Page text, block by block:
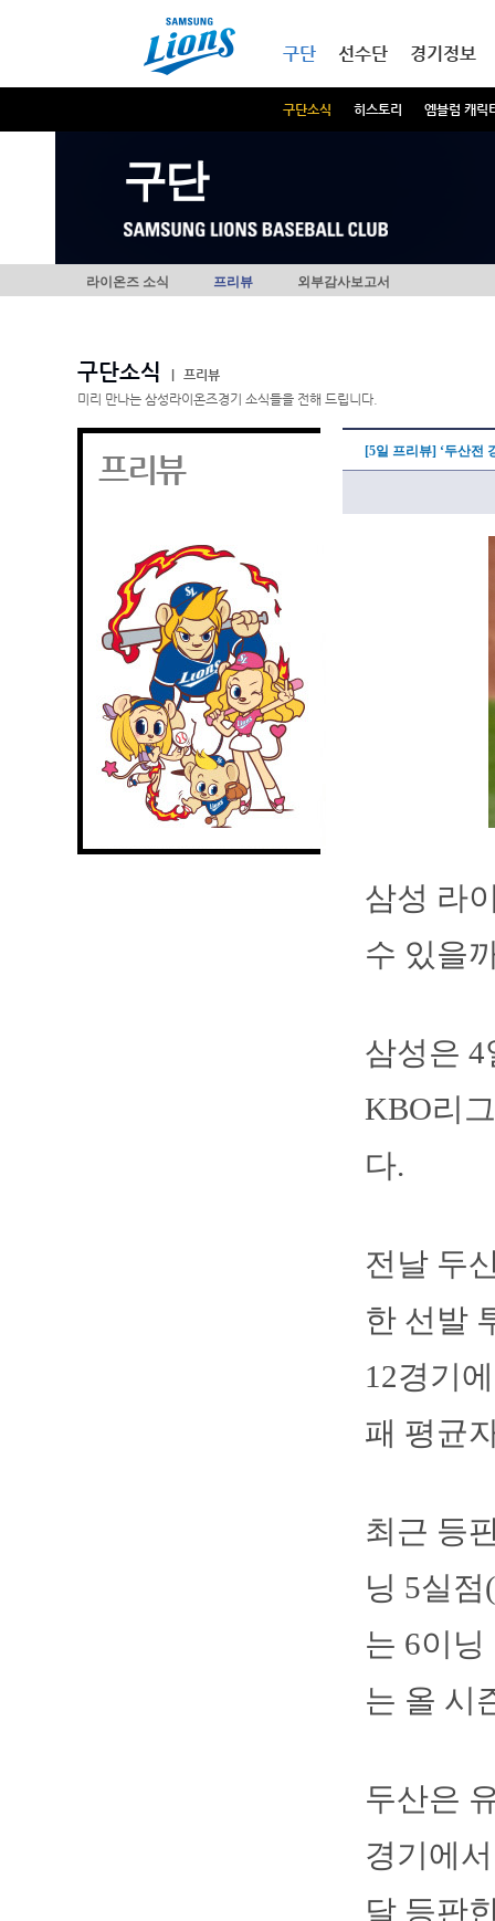
구단
구단소식 히스토리 엠블럼 캐릭
선수단 경기정보
구단
라이온즈 소식 프리뷰 외부감사보고서
구단소식
프리뷰
미리 만나는 삼성라이온즈경기 소식들을 전해 드립니다.
프리뷰 [5일 프리뷰] ‘두산전
삼성 라
수 있을
삼성은 4
KBO리
다.
전날 두
한 선발
12경기
패 평균
최근 등
닝 5실
는 6이
는 올 시
두산은
경기에
달 등판